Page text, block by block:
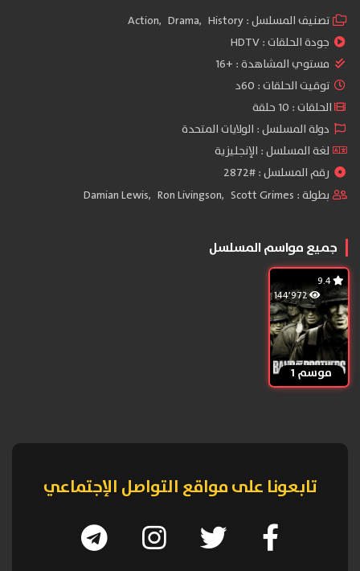
تصنيف المسلسل : Action, Drama, History
جودة الحلقات :HDTV
مستوي المشاهدة : +16
توقيت الحلقات : 60د
الحلقات : 10 حلقة
دولة المسلسل : الولايات المتحدة
لغة المسلسل : الإنجليزية
رقم المسلسل : #2872
بطولة :
Damian Lewis, Ron Livingson, Scott Grimes
جميع مواسم المسلسل
144٬972
موسم 1
تابعونا على مواقع التواصل الإجتماعي